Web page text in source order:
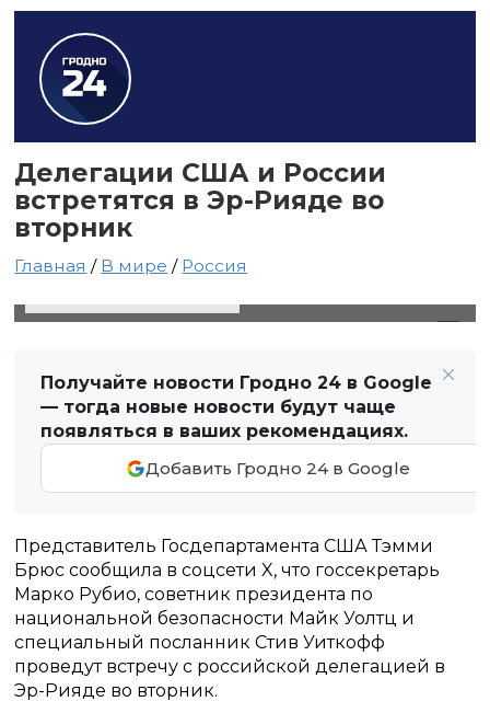
Делегации США и России
встретятся в Эр-Рияде во
вторник
Главная / В мире / Россия
Получайте новости Гродно 24 в Google
— тогда новые новости будут чаще
появляться в ваших рекомендациях.
Добавить Гродно 24 в Google
Представитель Госдепартамента США Тэмми
Брюс сообщила в соцсети X, что госсекретарь
Марко Рубио, советник президента по
национальной безопасности Майк Уолтц и
специальный посланник Стив Уиткофф
проведут встречу с российской делегацией в
Эр-Рияде во вторник.